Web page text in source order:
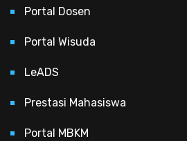
Portal Dosen
Portal Wisuda
LeADS
Prestasi Mahasiswa
Portal MBKM